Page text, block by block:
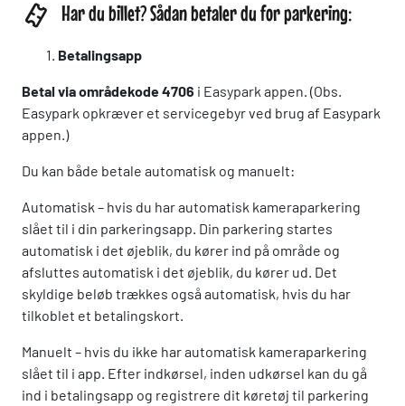
Har du billet? Sådan betaler du for parkering:
Betalingsapp
Betal via områdekode 4706 i Easypark appen. (Obs.
Easypark opkræver et servicegebyr ved brug af Easypark
appen.)
Du kan både betale automatisk og manuelt:
Automatisk – hvis du har automatisk kameraparkering
slået til i din parkeringsapp. Din parkering startes
automatisk i det øjeblik, du kører ind på område og
afsluttes automatisk i det øjeblik, du kører ud. Det
skyldige beløb trækkes også automatisk, hvis du har
tilkoblet et betalingskort.
Manuelt – hvis du ikke har automatisk kameraparkering
slået til i app. Efter indkørsel, inden udkørsel kan du gå
ind i betalingsapp og registrere dit køretøj til parkering